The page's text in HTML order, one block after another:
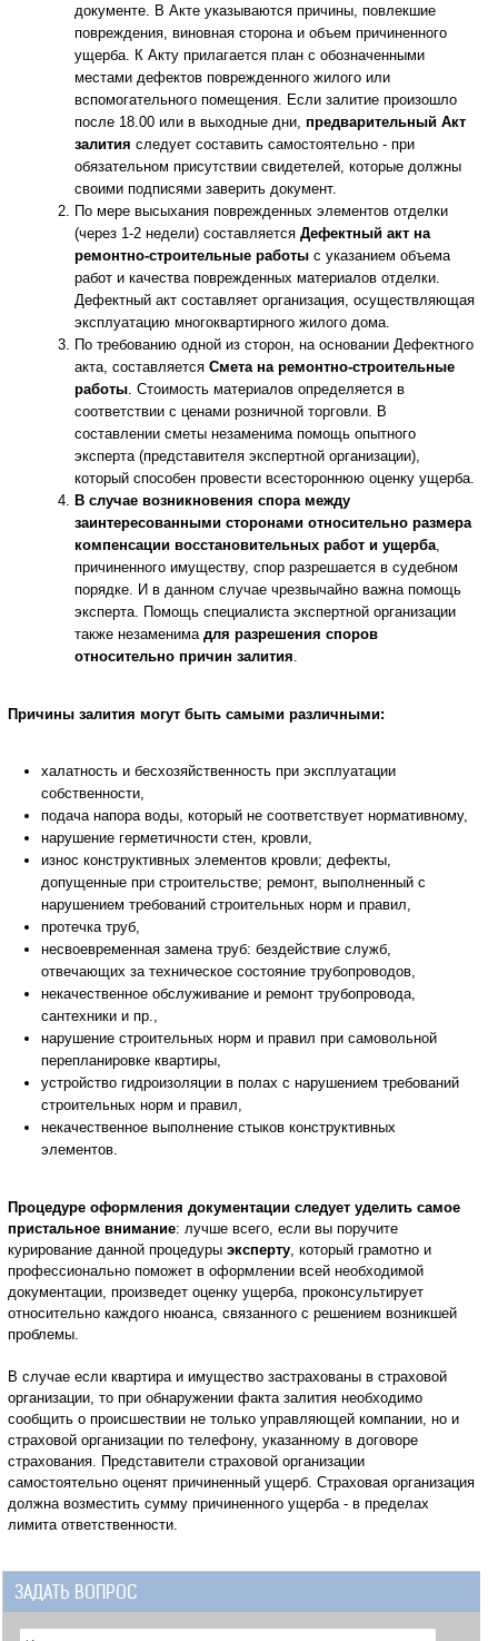
документе. В Акте указываются причины, повлекшие
повреждения, виновная сторона и объем причиненного
ущерба. К Акту прилагается план с обозначенными
местами дефектов поврежденного жилого или
вспомогательного помещения. Если залитие произошло
после 18.00 или в выходные дни, предварительный Акт
залития следует составить самостоятельно - при
обязательном присутствии свидетелей, которые должны
своими подписями заверить документ.
По мере высыхания поврежденных элементов отделки
(через 1-2 недели) составляется Дефектный акт на
ремонтно-строительные работы с указанием объема
работ и качества поврежденных материалов отделки.
Дефектный акт составляет организация, осуществляющая
эксплуатацию многоквартирного жилого дома.
По требованию одной из сторон, на основании Дефектного
акта, составляется Смета на ремонтно-строительные
работы. Стоимость материалов определяется в
соответствии с ценами розничной торговли. В
составлении сметы незаменима помощь опытного
эксперта (представителя экспертной организации),
который способен провести всестороннюю оценку ущерба.
В случае возникновения спора между
заинтересованными сторонами относительно размера
компенсации восстановительных работ и ущерба,
причиненного имуществу, спор разрешается в судебном
порядке. И в данном случае чрезвычайно важна помощь
эксперта. Помощь специалиста экспертной организации
также незаменима для разрешения споров
относительно причин залития.
Причины залития могут быть самыми различными:
халатность и бесхозяйственность при эксплуатации
собственности,
подача напора воды, который не соответствует нормативному,
нарушение герметичности стен, кровли,
износ конструктивных элементов кровли; дефекты,
допущенные при строительстве; ремонт, выполненный с
нарушением требований строительных норм и правил,
протечка труб,
несвоевременная замена труб: бездействие служб,
отвечающих за техническое состояние трубопроводов,
некачественное обслуживание и ремонт трубопровода,
сантехники и пр.,
нарушение строительных норм и правил при самовольной
перепланировке квартиры,
устройство гидроизоляции в полах с нарушением требований
строительных норм и правил,
некачественное выполнение стыков конструктивных
элементов.
Процедуре оформления документации следует уделить самое
пристальное внимание: лучше всего, если вы поручите
курирование данной процедуры эксперту, который грамотно и
профессионально поможет в оформлении всей необходимой
документации, произведет оценку ущерба, проконсультирует
относительно каждого нюанса, связанного с решением возникшей
проблемы.
В случае если квартира и имущество застрахованы в страховой
организации, то при обнаружении факта залития необходимо
сообщить о происшествии не только управляющей компании, но и
страховой организации по телефону, указанному в договоре
страхования. Представители страховой организации
самостоятельно оценят причиненный ущерб. Страховая организация
должна возместить сумму причиненного ущерба - в пределах
лимита ответственности.
ЗАДАТЬ ВОПРОС